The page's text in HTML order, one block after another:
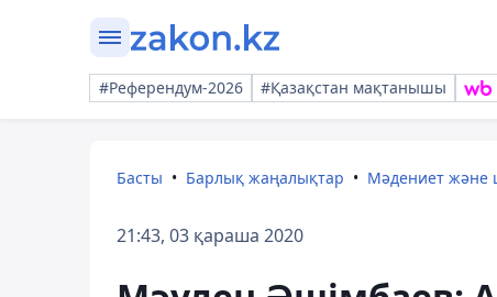
#Референдум-2026 #Қазақстан мақтанышы
Басты Барлық жаңалықтар Мәдениет және
21:43, 03 қараша 2020